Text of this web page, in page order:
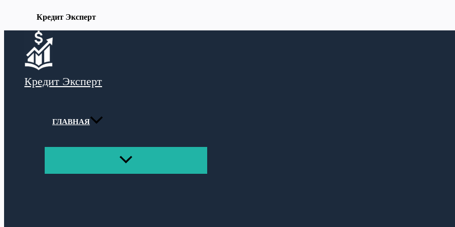
Кредит Эксперт
содержимому
Кредит Эксперт
ГЛАВНАЯ
ПЕРЕКЛЮЧАТЕЛЬ